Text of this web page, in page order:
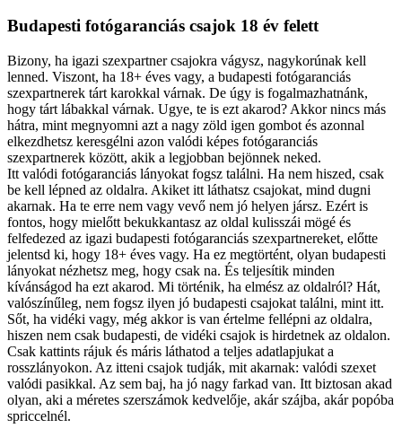
Budapesti fotógaranciás csajok 18 év felett
Bizony, ha igazi szexpartner csajokra vágysz, nagykorúnak kell
lenned. Viszont, ha 18+ éves vagy, a budapesti fotógaranciás
szexpartnerek tárt karokkal várnak. De úgy is fogalmazhatnánk,
hogy tárt lábakkal várnak. Ugye, te is ezt akarod? Akkor nincs más
hátra, mint megnyomni azt a nagy zöld igen gombot és azonnal
elkezdhetsz keresgélni azon valódi képes fotógaranciás
szexpartnerek között, akik a legjobban bejönnek neked.
Itt valódi fotógaranciás lányokat fogsz találni. Ha nem hiszed, csak
be kell lépned az oldalra. Akiket itt láthatsz csajokat, mind dugni
akarnak. Ha te erre nem vagy vevő nem jó helyen jársz. Ezért is
fontos, hogy mielőtt bekukkantasz az oldal kulisszái mögé és
felfedezed az igazi budapesti fotógaranciás szexpartnereket, előtte
jelentsd ki, hogy 18+ éves vagy. Ha ez megtörtént, olyan budapesti
lányokat nézhetsz meg, hogy csak na. És teljesítik minden
kívánságod ha ezt akarod. Mi történik, ha elmész az oldalról? Hát,
valószínűleg, nem fogsz ilyen jó budapesti csajokat találni, mint itt.
Sőt, ha vidéki vagy, még akkor is van értelme fellépni az oldalra,
hiszen nem csak budapesti, de vidéki csajok is hirdetnek az oldalon.
Csak kattints rájuk és máris láthatod a teljes adatlapjukat a
rosszlányokon. Az itteni csajok tudják, mit akarnak: valódi szexet
valódi pasikkal. Az sem baj, ha jó nagy farkad van. Itt biztosan akad
olyan, aki a méretes szerszámok kedvelője, akár szájba, akár popóba
spriccelnél.